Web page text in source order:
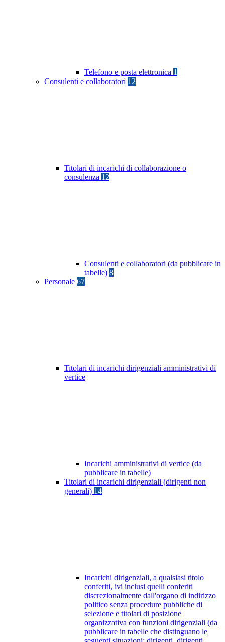
Telefono e posta elettronica 1
Consulenti e collaboratori 12
Titolari di incarichi di collaborazione o
consulenza 12
Consulenti e collaboratori (da pubblicare in
tabelle) 8
Personale 67
Titolari di incarichi dirigenziali amministrativi di
vertice
Incarichi amministrativi di vertice (da
pubblicare in tabelle)
Titolari di incarichi dirigenziali (dirigenti non
generali) 14
Incarichi dirigenziali, a qualsiasi titolo
conferiti, ivi inclusi quelli conferiti
discrezionalmente dall'organo di indirizzo
politico senza procedure pubbliche di
selezione e titolari di posizione
organizzativa con funzioni dirigenziali (da
pubblicare in tabelle che distinguano le